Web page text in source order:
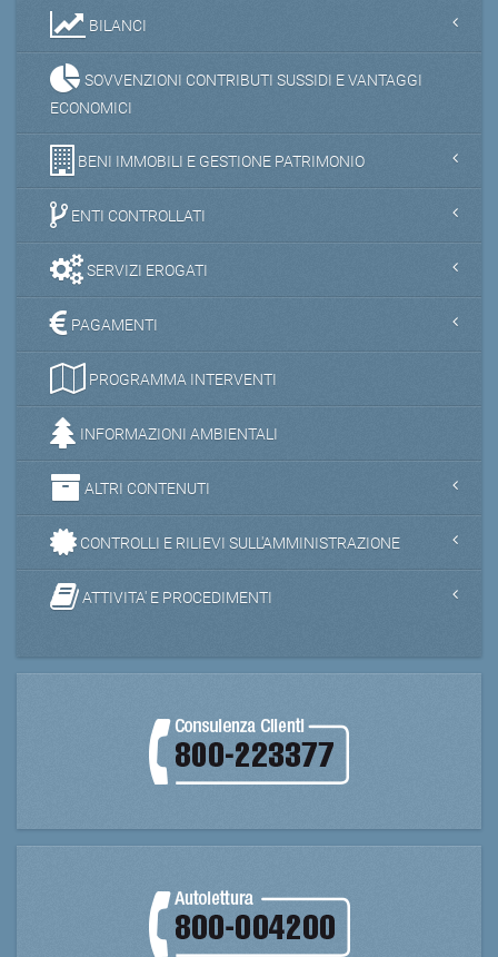
BILANCI
SOVVENZIONI CONTRIBUTI SUSSIDI E VANTAGGI
ECONOMICI
BENI IMMOBILI E GESTIONE PATRIMONIO
ENTI CONTROLLATI
SERVIZI EROGATI
PAGAMENTI
PROGRAMMA INTERVENTI
INFORMAZIONI AMBIENTALI
ALTRI CONTENUTI
CONTROLLI E RILIEVI SULL'AMMINISTRAZIONE
ATTIVITA' E PROCEDIMENTI